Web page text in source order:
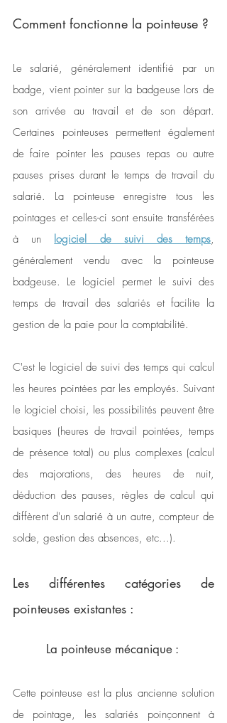
Comment fonctionne la pointeuse ?
Le salarié, généralement identifié par un
badge, vient pointer sur la badgeuse lors de
son arrivée au travail et de son départ.
Certaines pointeuses permettent également
de faire pointer les pauses repas ou autre
pauses prises durant le temps de travail du
salarié. La pointeuse enregistre tous les
pointages et celles-ci sont ensuite transférées
à un logiciel de suivi des temps,
généralement vendu avec la pointeuse
badgeuse. Le logiciel permet le suivi des
temps de travail des salariés et facilite la
gestion de la paie pour la comptabilité.
C'est le logiciel de suivi des temps qui calcul
les heures pointées par les employés. Suivant
le logiciel choisi, les possibilités peuvent être
basiques (heures de travail pointées, temps
de présence total) ou plus complexes (calcul
des majorations, des heures de nuit,
déduction des pauses, règles de calcul qui
diffèrent d'un salarié à un autre, compteur de
solde, gestion des absences, etc...).
Les différentes catégories de
pointeuses existantes :
La pointeuse mécanique :
Cette pointeuse est la plus ancienne solution
de pointage, les salariés poinçonnent à